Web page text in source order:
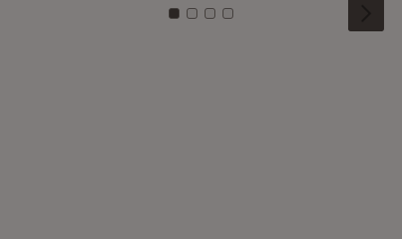
Zu Kachel: 0
Zu Kachel: 1
Zu Kachel: 2
Zu Kachel: 3